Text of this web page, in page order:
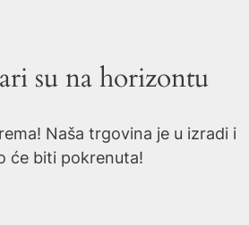
su na horizontu
Naša trgovina je u izradi i
će biti pokrenuta!